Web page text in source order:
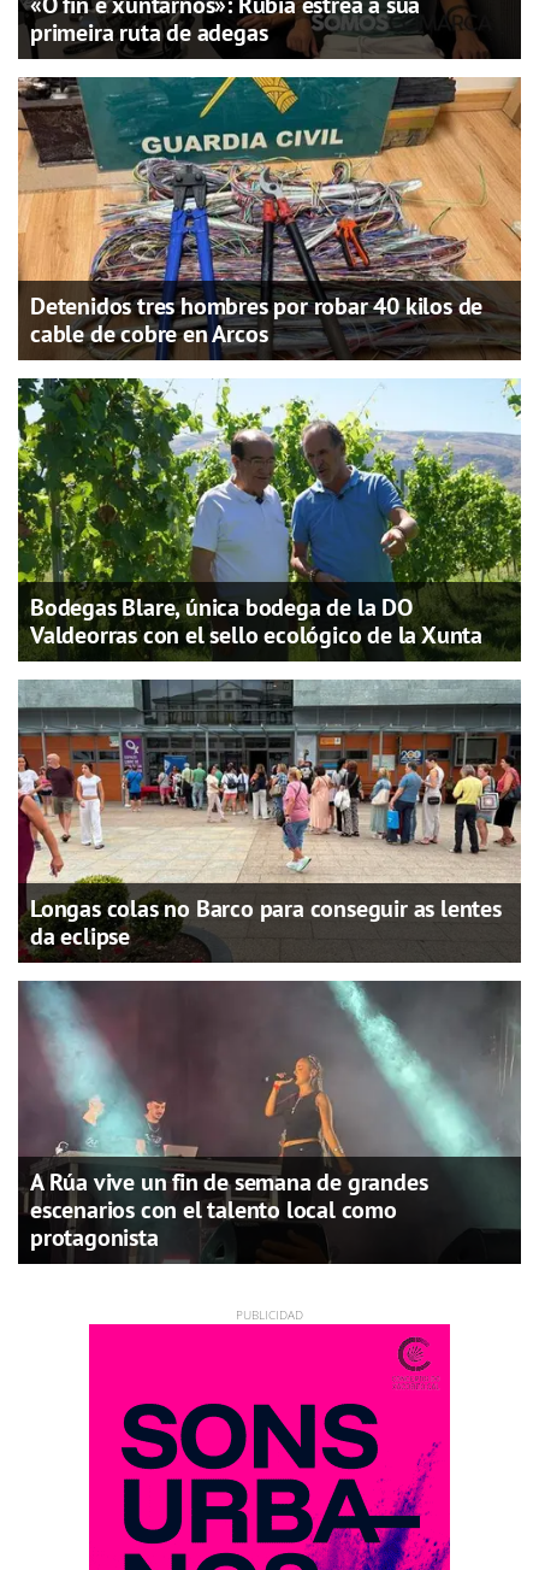
primeira ruta de adegas
Detenidos tres hombres por robar 40 kilos de
cable de cobre en Arcos
Bodegas Blare, única bodega de la DO
Valdeorras con el sello ecológico de la Xunta
Longas colas no Barco para conseguir as lentes
da eclipse
A Rúa vive un fin de semana de grandes
escenarios con el talento local como
protagonista